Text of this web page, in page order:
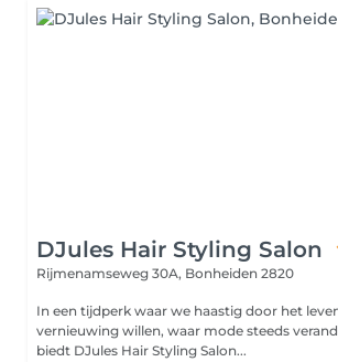
DJules Hair Styling Salon
Rijmenamseweg 30A, Bonheiden 2820
In een tijdperk waar we haastig door het
vernieuwing willen, waar mode steeds
biedt DJules Hair Styling Salon...